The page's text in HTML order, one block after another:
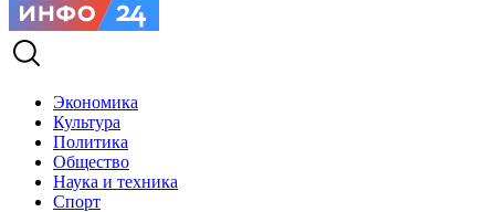
Экономика
Культура
Политика
Общество
Наука и техника
Спорт